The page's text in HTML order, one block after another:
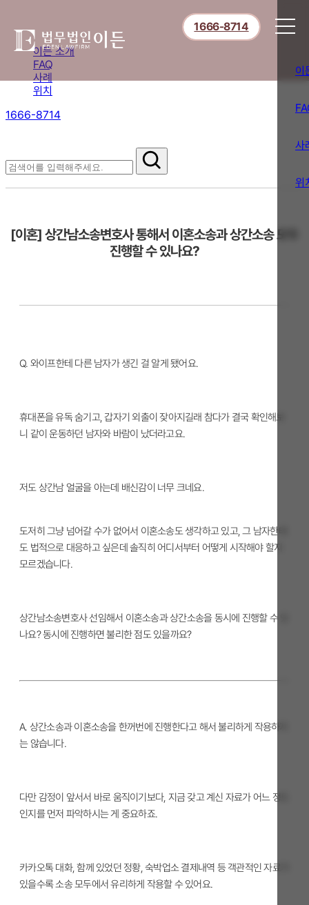
이든 소개
FAQ
사례
위치
1666-8714
1666-8714
이
사
위
[이혼] 상간남소송변호사 통해서 이혼소송과 상간소송 모두
진행할 수 있나요?
Q. 와이프한테 다른 남자가 생긴 걸 알게 됐어요.
휴대폰을 유독 숨기고, 갑자기 외출이 잦아지길래 참다가 결국 확인해보
니 같이 운동하던 남자와 바람이 났더라고요.
저도 상간남 얼굴을 아는데 배신감이 너무 크네요.
도저히 그냥 넘어갈 수가 없어서 이혼소송도 생각하고 있고, 그 남자한테
도 법적으로 대응하고 싶은데 솔직히 어디서부터 어떻게 시작해야 할지
모르겠습니다.
상간남소송변호사 선임해서 이혼소송과 상간소송을 동시에 진행할 수 있
나요? 동시에 진행하면 불리한 점도 있을까요?
A. 상간소송과 이혼소송을 한꺼번에 진행한다고 해서 불리하게 작용하지
는 않습니다.
다만 감정이 앞서서 바로 움직이기보다, 지금 갖고 계신 자료가 어느 정도
인지를 먼저 파악하시는 게 중요하죠.
카카오톡 대화, 함께 있었던 정황, 숙박업소 결제내역 등 객관적인 자료가
있을수록 소송 모두에서 유리하게 작용할 수 있어요.